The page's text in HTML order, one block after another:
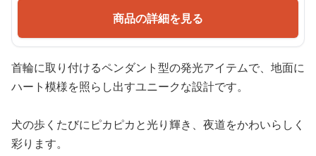
商品の詳細を見る
首輪に取り付けるペンダント型の発光アイテムで、地面に
ハート模様を照らし出すユニークな設計です。
犬の歩くたびにピカピカと光り輝き、夜道をかわいらしく
彩ります。